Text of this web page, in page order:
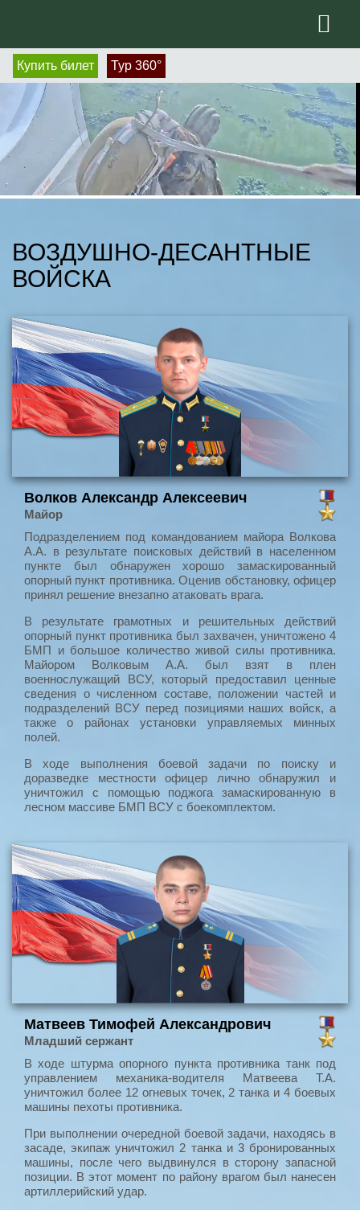
Купить билет Тур 360°
ВОЗДУШНО-ДЕСАНТНЫЕ
ВОЙСКА
Волков Александр Алексеевич
Майор
Подразделением под командованием майора Волкова
А.А. в результате поисковых действий в населенном
пункте был обнаружен хорошо замаскированный
опорный пункт противника. Оценив обстановку, офицер
принял решение внезапно атаковать врага.
В результате грамотных и решительных действий
опорный пункт противника был захвачен, уничтожено 4
БМП и большое количество живой силы противника.
Майором Волковым А.А. был взят в плен
военнослужащий ВСУ, который предоставил ценные
сведения о численном составе, положении частей и
подразделений ВСУ перед позициями наших войск, а
также о районах установки управляемых минных
полей.
В ходе выполнения боевой задачи по поиску и
доразведке местности офицер лично обнаружил и
уничтожил с помощью поджога замаскированную в
лесном массиве БМП ВСУ с боекомплектом.
Матвеев Тимофей Александрович
Младший сержант
В ходе штурма опорного пункта противника танк под
управлением механика-водителя Матвеева Т.А.
уничтожил более 12 огневых точек, 2 танка и 4 боевых
машины пехоты противника.
При выполнении очередной боевой задачи, находясь в
засаде, экипаж уничтожил 2 танка и 3 бронированных
машины, после чего выдвинулся в сторону запасной
позиции. В этот момент по району врагом был нанесен
артиллерийский удар.